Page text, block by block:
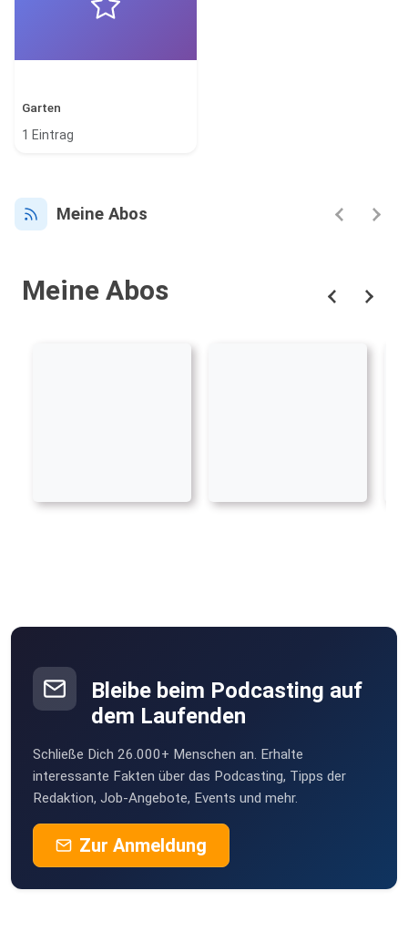
Garten
1 Eintrag
Meine Abos
Meine Abos
Bleibe beim Podcasting auf
dem Laufenden
Schließe Dich 26.000+ Menschen an. Erhalte
interessante Fakten über das Podcasting, Tipps der
Redaktion, Job-Angebote, Events und mehr.
Zur Anmeldung